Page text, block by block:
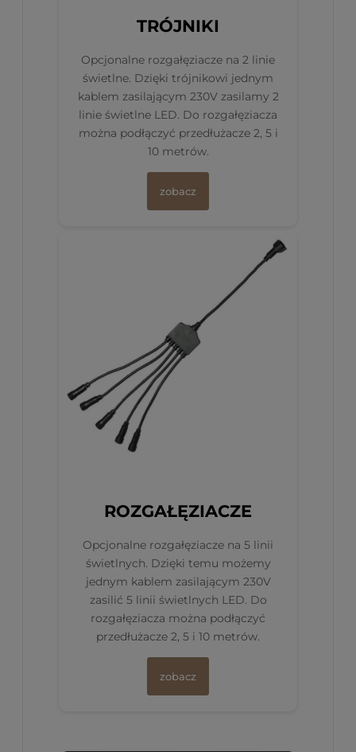
TRÓJNIKI
Opcjonalne rozgałęziacze na 2 linie
świetlne. Dzięki trójnikowi jednym
kablem zasilającym 230V zasilamy 2
linie świetlne LED. Do rozgałęziacza
można podłączyć przedłużacze 2, 5 i
10 metrów.
zobacz
ROZGAŁĘZIACZE
Opcjonalne rozgałęziacze na 5 linii
świetlnych. Dzięki temu możemy
jednym kablem zasilającym 230V
zasilić 5 linii świetlnych LED. Do
rozgałęziacza można podłączyć
przedłużacze 2, 5 i 10 metrów.
zobacz